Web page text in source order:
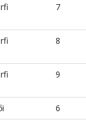
7
8
9
6